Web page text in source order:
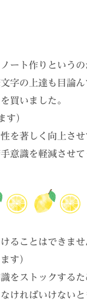
ート作りというの
字の上達も目論ん
買いました。
す）
を著しく向上させ
意識を軽減させて
ることはできませ
す）
をストックするた
ければいけないと